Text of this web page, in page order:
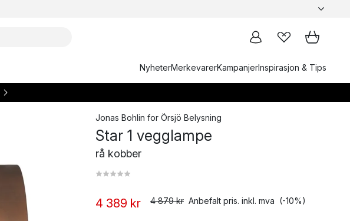
NyheterMerkevarerKampanjerInspirasjon & Tips
Jonas Bohlin for Örsjö Belysning
Star 1 vegglampe
rå kobber
4 389 kr 4 879 kr Anbefalt pris. inkl. mva (-10%)